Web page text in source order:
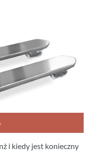
i kiedy jest konieczny